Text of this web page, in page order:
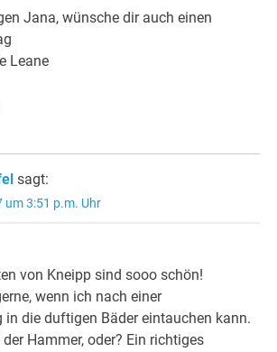
Jana, wünsche dir auch einen
Leane
sagt:
um 3:51 p.m. Uhr
von Kneipp sind sooo schön!
wenn ich nach einer
in die duftigen Bäder eintauchen kann.
Hammer, oder? Ein richtiges